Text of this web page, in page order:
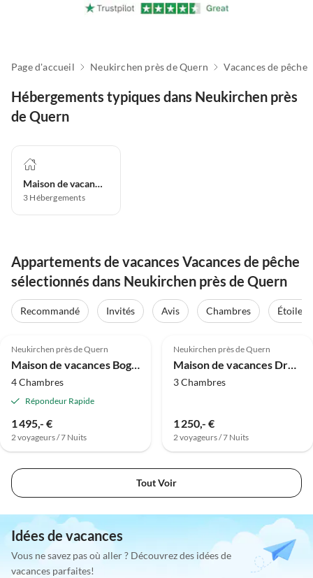
Page d'accueil Neukirchen près de Quern Vacances de pêche
Hébergements typiques dans Neukirchen près
de Quern
Maison de vacances
3 Hébergements
Appartements de vacances Vacances de pêche
sélectionnés dans Neukirchen près de Quern
Recommandé Invités Avis Chambres
Étoiles
Neukirchen près de Quern
Maison de vacances Bogense avec vue sur l'eau
4 Chambres
Répondeur Rapide
1 495,- €
2 voyageurs / 7 Nuits
Neukirchen près de Quern
Maison de vacances Drejby avec vue sur l'eau
3 Chambres
1 250,- €
2 voyageurs / 7 Nuits
Tout Voir
Idées de vacances
Vous ne savez pas où aller ? Découvrez des idées de
vacances parfaites!